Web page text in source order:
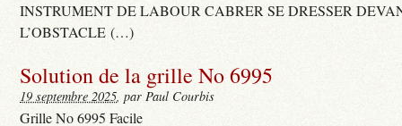
INSTRUMENT DE LABOUR CABRER SE DRESSER
L’OBSTACLE (…)
Solution de la grille No 6995
19 septembre 2025, par Paul Courbis
Grille No 6995 Facile